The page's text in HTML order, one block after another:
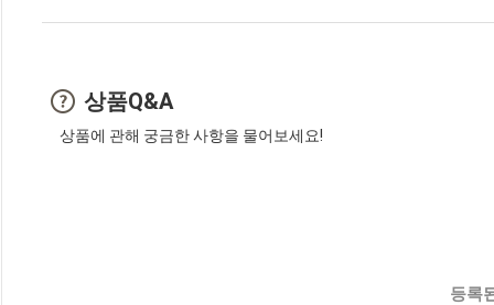
상품Q&A
상품에 관해 궁금한 사항을 물어보세요!
등록